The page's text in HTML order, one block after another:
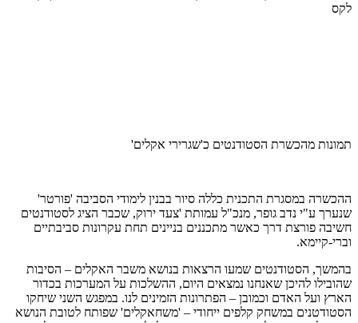
לקס
תמונות מהכשרת הסטודנטים כ'שגרירי אקלים'
ההכשרה במסגרת התכנית כללה סיור בבנין לימודי הסביבה 'פורטר'
שנערך ע"י נדב גופר, מנכ"ל עמותת 'צעד ירוק, שכבר הציג לסטודנטים
חשיבה פורצת דרך כאשר מתכננים בניינים תחת עקרונות סביבתיים
וברי-קיימא.
בהמשך, הסטודנטים שמעו הרצאות בנושא משבר האקלים – הסיבות
שהובילו להיכן שאנחנו נמצאים היום, ההשלכות על המערכות בכדור
הארץ ועל האדם וכמובן – הפתרונות הזמינים לנו. במפגש השני שיחקו
הסטודטנים במשחק קלפים ייחודי – 'משחאקלים' שפותח לטובת הנושא